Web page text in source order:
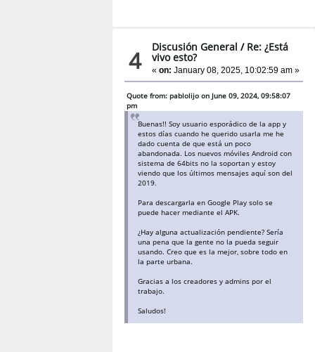
4 Discusión General / Re: ¿Está
vivo esto?
«on: January 08, 2025, 10:02:59 am »
Quote from: pablolijo on June 09, 2024, 09:58:07
pm
Buenas!! Soy usuario esporádico de la app y
estos días cuando he querido usarla me he
dado cuenta de que está un poco
abandonada. Los nuevos móviles Android con
sistema de 64bits no la soportan y estoy
viendo que los últimos mensajes aquí son del
2019.
Para descargarla en Google Play solo se
puede hacer mediante el APK.
¿Hay alguna actualización pendiente? Sería
una pena que la gente no la pueda seguir
usando. Creo que es la mejor, sobre todo en
la parte urbana.
Gracias a los creadores y admins por el
trabajo.
Saludos!